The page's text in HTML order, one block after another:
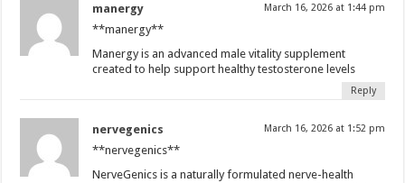
manergy March 16, 2026 at 1:44 pm
**manergy**
Manergy is an advanced male vitality supplement
created to help support healthy testosterone levels
Reply
nervegenics March 16, 2026 at 1:52 pm
**nervegenics**
NerveGenics is a naturally formulated nerve-health